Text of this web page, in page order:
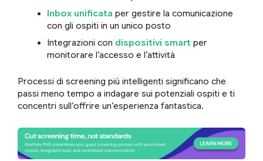
Inbox unificata per gestire la comunicazione
con gli ospiti in un unico posto
Integrazioni con dispositivi smart per
monitorare l’accesso e l’attività
Processi di screening più intelligenti significano che
passi meno tempo a indagare sui potenziali ospiti e ti
concentri sull’offrire un’esperienza fantastica.